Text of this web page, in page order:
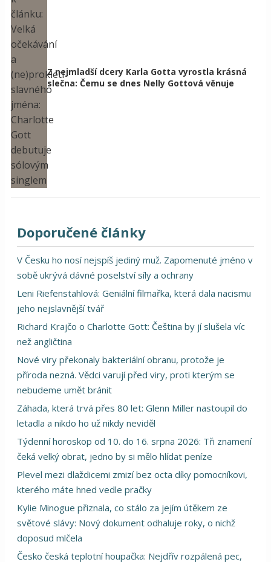
Z nejmladší dcery Karla Gotta vyrostla krásná
slečna: Čemu se dnes Nelly Gottová věnuje
Doporučené články
V Česku ho nosí nejspíš jediný muž. Zapomenuté jméno v
sobě ukrývá dávné poselství síly a ochrany
Leni Riefenstahlová: Geniální filmařka, která dala nacismu
jeho nejslavnější tvář
Richard Krajčo o Charlotte Gott: Čeština by jí slušela víc
než angličtina
Nové viry překonaly bakteriální obranu, protože je
příroda nezná. Vědci varují před viry, proti kterým se
nebudeme umět bránit
Záhada, která trvá přes 80 let: Glenn Miller nastoupil do
letadla a nikdo ho už nikdy neviděl
Týdenní horoskop od 10. do 16. srpna 2026: Tři znamení
čeká velký obrat, jedno by si mělo hlídat peníze
Plevel mezi dlaždicemi zmizí bez octa díky pomocníkovi,
kterého máte hned vedle pračky
Kylie Minogue přiznala, co stálo za jejím útěkem ze
světové slávy: Nový dokument odhaluje roky, o nichž
doposud mlčela
Česko česká teplotní houpačka: Nejdřív rozpálená pec,